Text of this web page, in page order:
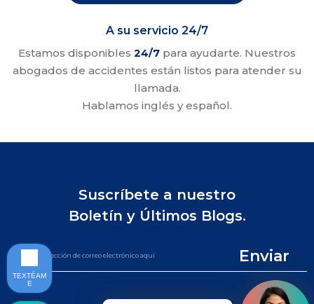
A su servicio 24/7
Estamos disponibles 24/7 para ayudarte. Nuestros
abogados de accidentes están listos para atender su
llamada.
Hablamos inglés y español.
Suscríbete a nuestro
Boletín y Últimos Blogs.
Enviar
TEXTÉAM
E